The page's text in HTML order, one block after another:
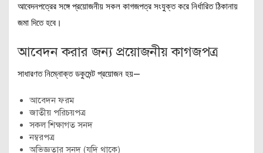
আবেদনপত্রের সঙ্গে প্রয়োজনীয় সকল কাগজপত্র সংযুক্ত করে নির্ধারিত ঠিকানায়
জমা দিতে হবে।
আবেদন করার জন্য প্রয়োজনীয় কাগজপত্র
সাধারণত নিম্নোক্ত ডকুমেন্ট প্রয়োজন হয়—
আবেদন ফরম
জাতীয় পরিচয়পত্র
সকল শিক্ষাগত সনদ
নম্বরপত্র
অভিজ্ঞতার সনদ (যদি থাকে)